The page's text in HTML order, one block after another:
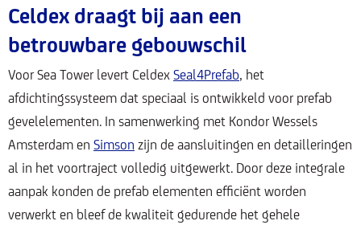
Celdex draagt bij aan een
betrouwbare gebouwschil
Voor Sea Tower levert Celdex Seal4Prefab, het
afdichtingssysteem dat speciaal is ontwikkeld voor prefab
gevelelementen. In samenwerking met Kondor Wessels
Amsterdam en Simson zijn de aansluitingen en detailleringen
al in het voortraject volledig uitgewerkt. Door deze integrale
aanpak konden de prefab elementen efficiënt worden
verwerkt en bleef de kwaliteit gedurende het gehele